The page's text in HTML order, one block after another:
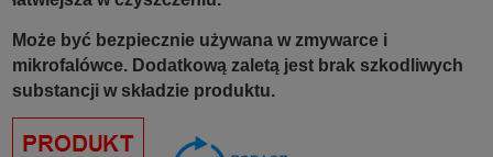
Może być bezpiecznie używana w zmywarce i
mikrofalówce. Dodatkową zaletą jest brak szkodliwych
substancji w składzie produktu.